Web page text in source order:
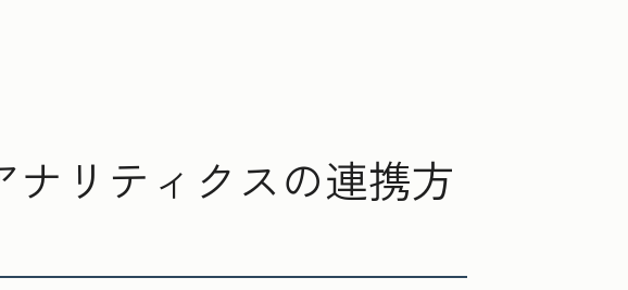
ナリティクスの連携方